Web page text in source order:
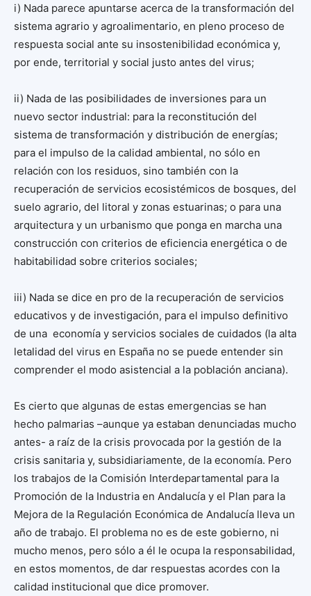
i) Nada parece apuntarse acerca de la transformación del
sistema agrario y agroalimentario, en pleno proceso de
respuesta social ante su insostenibilidad económica y,
por ende, territorial y social justo antes del virus;
ii) Nada de las posibilidades de inversiones para un
nuevo sector industrial: para la reconstitución del
sistema de transformación y distribución de energías;
para el impulso de la calidad ambiental, no sólo en
relación con los residuos, sino también con la
recuperación de servicios ecosistémicos de bosques, del
suelo agrario, del litoral y zonas estuarinas; o para una
arquitectura y un urbanismo que ponga en marcha una
construcción con criterios de eficiencia energética o de
habitabilidad sobre criterios sociales;
iii) Nada se dice en pro de la recuperación de servicios
educativos y de investigación, para el impulso definitivo
de una economía y servicios sociales de cuidados (la alta
letalidad del virus en España no se puede entender sin
comprender el modo asistencial a la población anciana).
Es cierto que algunas de estas emergencias se han
hecho palmarias –aunque ya estaban denunciadas mucho
antes- a raíz de la crisis provocada por la gestión de la
crisis sanitaria y, subsidiariamente, de la economía. Pero
los trabajos de la Comisión Interdepartamental para la
Promoción de la Industria en Andalucía y el Plan para la
Mejora de la Regulación Económica de Andalucía lleva un
año de trabajo. El problema no es de este gobierno, ni
mucho menos, pero sólo a él le ocupa la responsabilidad,
en estos momentos, de dar respuestas acordes con la
calidad institucional que dice promover.